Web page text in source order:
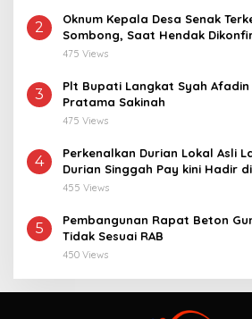
2
Oknum Kepala Desa Senak
Sombong, Saat Hendak
Desa 2021-2024
475 Views
3
Plt Bupati Langkat Syah Afadin
Pratama Sakinah
475 Views
4
Perkenalkan Durian Lokal Asli
Durian Singgah Pay kini Hadir
455 Views
5
Pembangunan Rapat Beton
Tidak Sesuai RAB
450 Views